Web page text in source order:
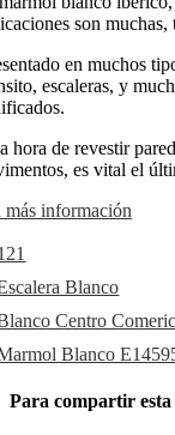
son
en muchos
escaleras, y
hora de revestir
es vital el
más información
Para compartir